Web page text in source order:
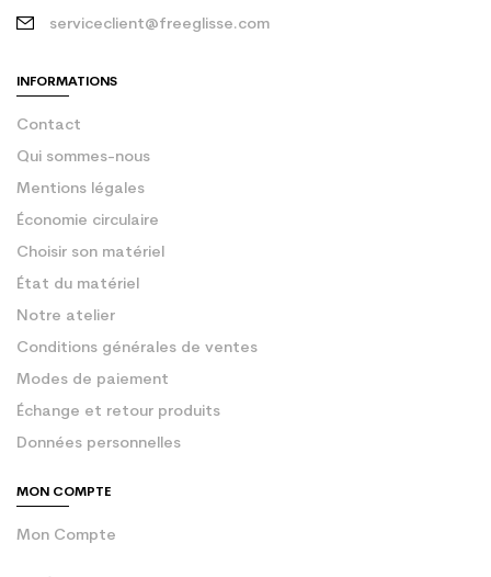
serviceclient@freeglisse.com
INFORMATIONS
Contact
Qui sommes-nous
Mentions légales
Économie circulaire
Choisir son matériel
État du matériel
Notre atelier
Conditions générales de ventes
Modes de paiement
Échange et retour produits
Données personnelles
MON COMPTE
Mon Compte